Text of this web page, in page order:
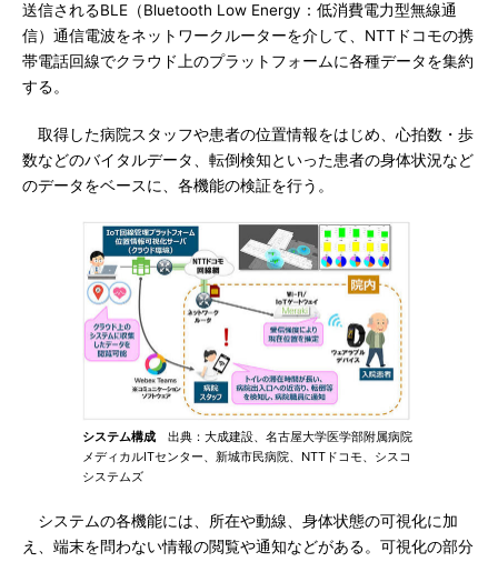
送信されるBLE（Bluetooth Low Energy：低消費電力型無線通
信）通信電波をネットワークルーターを介して、NTTドコモの携
帯電話回線でクラウド上のプラットフォームに各種データを集約
する。
取得した病院スタッフや患者の位置情報をはじめ、心拍数・歩
数などのバイタルデータ、転倒検知といった患者の身体状況など
のデータをベースに、各機能の検証を行う。
システム構成 出典：大成建設、名古屋大学医学部附属病院
メディカルITセンター、新城市民病院、NTTドコモ、シスコ
システムズ
システムの各機能には、所在や動線、身体状態の可視化に加
え、端末を問わない情報の閲覧や通知などがある。可視化の部分